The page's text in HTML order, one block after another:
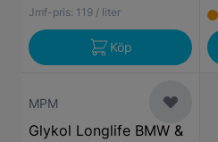
Jmf-pris: 119 / liter
Köp
MPM
Glykol Longlife BMW &